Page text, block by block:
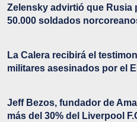
Zelensky advirtió que Rusia
50.000 soldados
La Calera recibirá el
militares asesinados por el
Jeff Bezos, fundador de
más del 30% del Liverpool